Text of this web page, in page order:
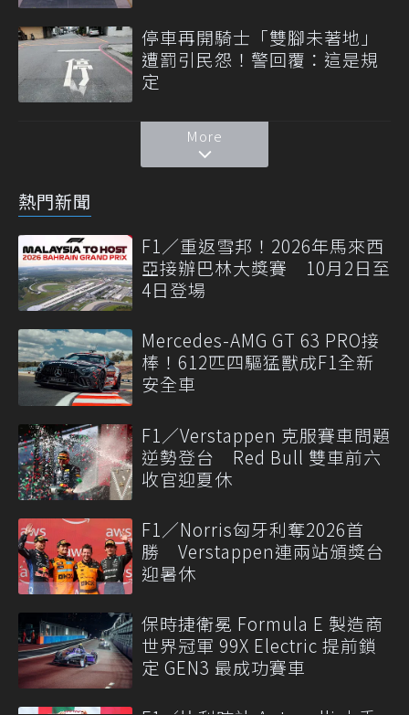
停車再開騎士「雙腳未著地」
遭罰引民怨！警回覆：這是規
定
More
熱門新聞
F1／重返雪邦！2026年馬來西
亞接辦巴林大獎賽 10月2日至
4日登場
Mercedes-AMG GT 63 PRO接
棒！612匹四驅猛獸成F1全新
安全車
F1／Verstappen 克服賽車問題
逆勢登台 Red Bull 雙車前六
收官迎夏休
F1／Norris匈牙利奪2026首
勝 Verstappen連兩站頒獎台
迎暑休
保時捷衛冕 Formula E 製造商
世界冠軍 99X Electric 提前鎖
定 GEN3 最成功賽車